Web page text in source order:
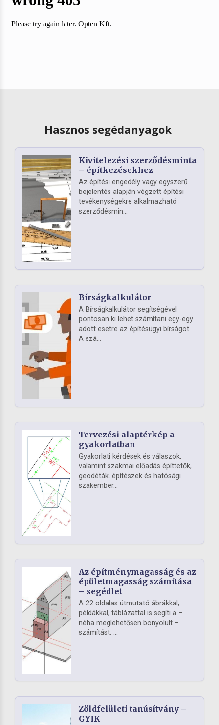
Hasznos segédanyagok
Kivitelezési szerződésminta
– építkezésekhez
Az építési engedély vagy egyszerű
bejelentés alapján végzett építési
tevékenységekre alkalmazható
szerződésmin...
Bírságkalkulátor
A Bírságkalkulátor segítségével
pontosan ki lehet számítani egy-egy
adott esetre az építésügyi bírságot.
A szá...
Tervezési alaptérkép a
gyakorlatban
Gyakorlati kérdések és válaszok,
valamint szakmai előadás építtetők,
geodéták, építészek és hatósági
szakember...
Az építménymagasság és az
épületmagasság számítása
– segédlet
A 22 oldalas útmutató ábrákkal,
példákkal, táblázattal is segíti a –
néha meglehetősen bonyolult –
számítást. ...
Zöldfelületi tanúsítvány –
GYIK